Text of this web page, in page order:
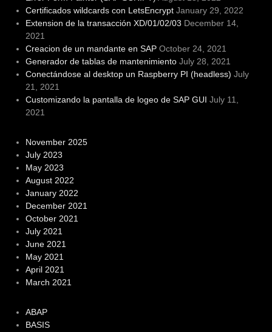
Certificados wildcards con LetsEncrypt January 29, 2022
Extension de la transacción XD/01/02/03 December 14,
2021
Creacion de un mandante en SAP October 24, 2021
Generador de tablas de mantenimiento July 28, 2021
Conectándose al desktop un Raspberry PI (headless) July
21, 2021
Customizando la pantalla de logeo de SAP GUI July 11,
2021
November 2025
July 2023
May 2023
August 2022
January 2022
December 2021
October 2021
July 2021
June 2021
May 2021
April 2021
March 2021
ABAP
BASIS